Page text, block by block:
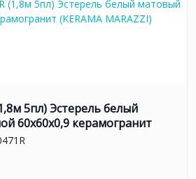
5пл) Эстерель белый
60x60x0,9 керамогранит